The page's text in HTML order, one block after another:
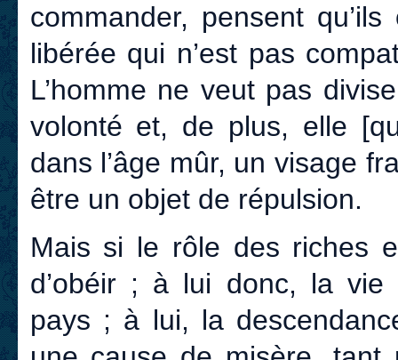
commander, pensent
libérée qui n’est pas
L’homme ne veut pas
volonté et, de plus, elle
dans l’âge mûr, un visage
être un objet de répulsion.
Mais si le rôle des riches
d’obéir ; à lui donc, la
pays ; à lui, la